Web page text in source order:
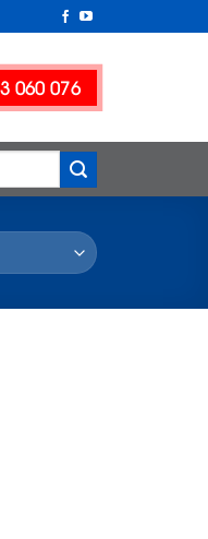
060 076